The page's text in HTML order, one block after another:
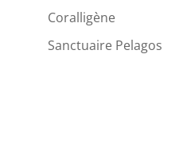
Coralligène
Sanctuaire Pelagos